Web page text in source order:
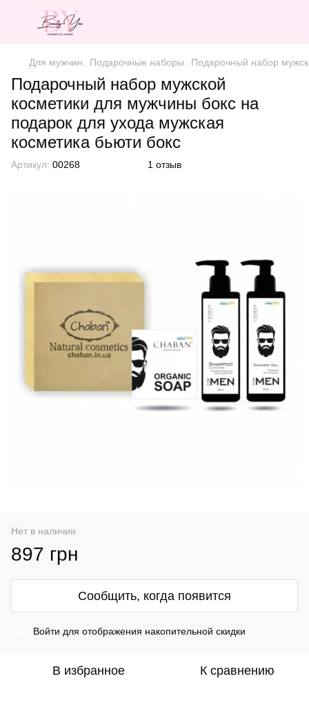
Для мужчин Подарочные наборы Подарочный набор
Подарочный набор мужской
косметики для мужчины бокс на
подарок для ухода мужская
косметика бьюти бокс
Артикул: 00268 1 отзыв
Нет в наличии
897 грн
Сообщить, когда появится
Войти для отображения накопительной скидки
В избранное К сравнению